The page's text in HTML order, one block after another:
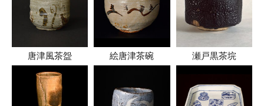
唐津風茶盌 絵唐津茶碗 瀬戸黒茶垸